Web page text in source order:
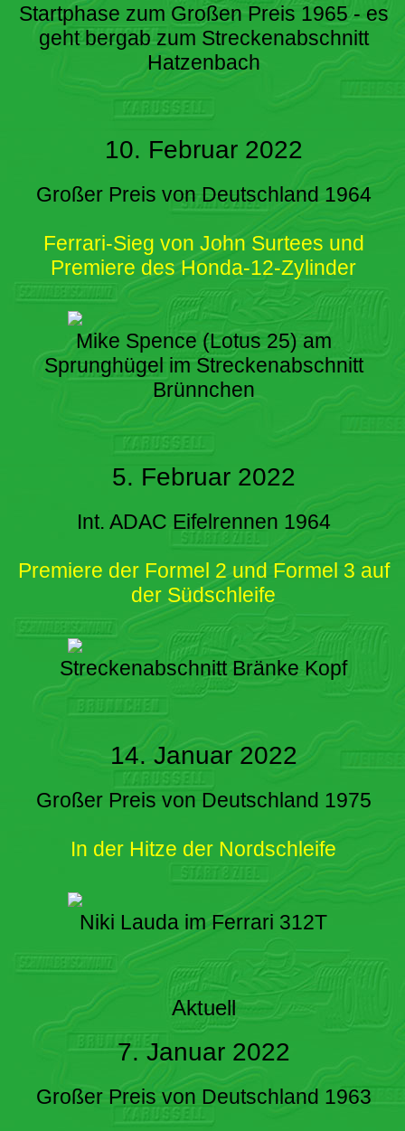
Startphase zum Großen Preis 1965 - es
geht bergab zum Streckenabschnitt
Hatzenbach
10. Februar 2022
Großer Preis von Deutschland 1964
Ferrari-Sieg von John Surtees und
Premiere des Honda-12-Zylinder
Mike Spence (Lotus 25) am
Sprunghügel im Streckenabschnitt
Brünnchen
5. Februar 2022
Int. ADAC Eifelrennen 1964
Premiere der Formel 2 und Formel 3 auf
der Südschleife
Streckenabschnitt Bränke Kopf
14. Januar 2022
Großer Preis von Deutschland 1975
In der Hitze der Nordschleife
Niki Lauda im Ferrari 312T
Aktuell
7. Januar 2022
Großer Preis von Deutschland 1963